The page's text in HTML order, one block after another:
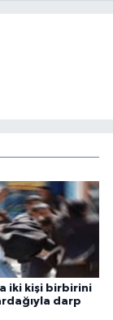
iki kişi birbirini
darp